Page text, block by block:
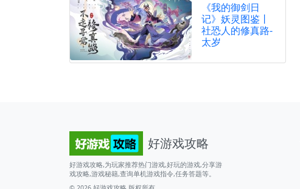
《我的御剑日
记》妖灵图鉴丨
社恐人的修真路-
太岁
好游戏攻略
好游戏攻略,为玩家推荐热门游戏,好玩的游戏,分享游
戏攻略,游戏秘籍,查询单机游戏指令,任务答题等。